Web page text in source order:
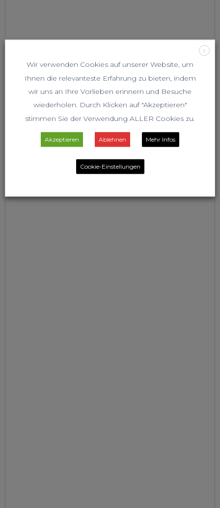
X
Wir verwenden Cookies auf unserer Website, um
Ihnen die relevanteste Erfahrung zu bieten, indem
wir uns an Ihre Vorlieben erinnern und Besuche
wiederholen. Durch Klicken auf "Akzeptieren"
stimmen Sie der Verwendung ALLER Cookies zu.
Akzeptieren Ablehnen Mehr Infos
Cookie-Einstellungen